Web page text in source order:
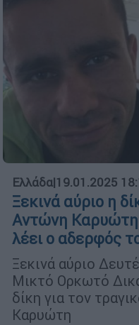
Ελλάδα|19.01.2025
Ξεκινά αύριο η
Αντώνη Καρυώτη
λέει ο αδερφός
Ξεκινά αύριο
Μικτό Ορκωτό
δίκη για τον
Καρυώτη